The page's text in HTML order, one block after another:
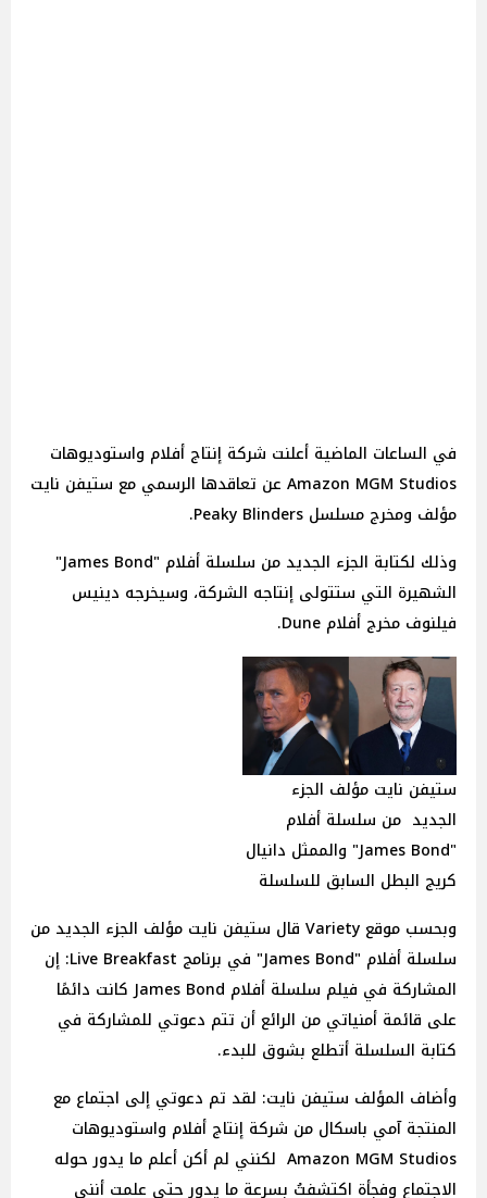
في الساعات الماضية أعلنت شركة إنتاج أفلام واستوديوهات
Amazon MGM Studios عن تعاقدها الرسمي مع ستيفن نايت
مؤلف ومخرج مسلسل Peaky Blinders.
وذلك لكتابة الجزء الجديد من سلسلة أفلام "James Bond"
الشهيرة التي ستتولى إنتاجه الشركة، وسيخرجه دينيس
فيلنوف مخرج أفلام Dune.
ستيفن نايت مؤلف الجزء
الجديد من سلسلة أفلام
"James Bond" والممثل دانيال
كريج البطل السابق للسلسلة
وبحسب موقع Variety قال ستيفن نايت مؤلف الجزء الجديد من
سلسلة أفلام "James Bond" في برنامج Live Breakfast: إن
المشاركة في فيلم سلسلة أفلام James Bond كانت دائمًا
على قائمة أمنياتي من الرائع أن تتم دعوتي للمشاركة في
كتابة السلسلة أتطلع بشوق للبدء.
وأضاف المؤلف ستيفن نايت: لقد تم دعوتي إلى اجتماع مع
المنتجة آمي باسكال من شركة إنتاج أفلام واستوديوهات
Amazon MGM Studios لكنني لم أكن أعلم ما يدور حوله
الاجتماع وفجأة اكتشفتُ بسرعة ما يدور حتى علمت أنني